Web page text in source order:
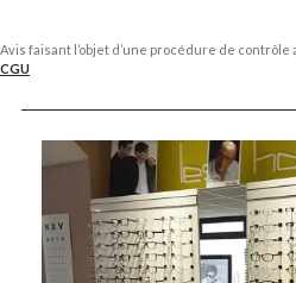
Avis faisant l’objet d’une procédure de
CGU